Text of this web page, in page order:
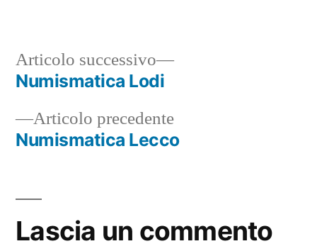
Navigazione
articoli
Articolo precedenteArticolo
precedente:
Numismatica Lecco
Articolo successivo
Articolo
Numismatica Lodi
Lascia un commento